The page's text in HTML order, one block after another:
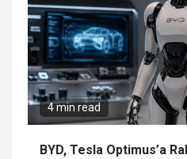
4 min read
BYD, Tesla Optimus’a